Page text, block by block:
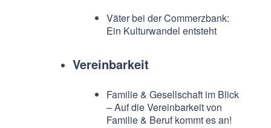
Väter bei der Commerzbank:
Ein Kulturwandel entsteht
Vereinbarkeit
Familie & Gesellschaft im Blick
– Auf die Vereinbarkeit von
Familie & Beruf kommt es an!